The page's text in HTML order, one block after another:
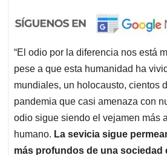
“El odio por la diferencia nos está
pese a que esta humanidad ha
mundiales, un holocausto, cientos
pandemia que casi amenaza con
odio sigue siendo el vejamen más
humano. La sevicia sigue
más profundos de una sociedad